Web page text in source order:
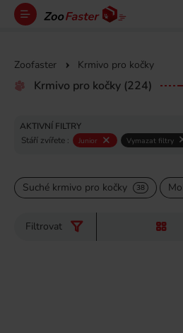
Zoofaster Krmivo pro kočky
Krmivo pro kočky (224)
AKTIVNÍ FILTRY
Stáří zvířete :
Junior Vymazat filtry
Suché krmivo pro kočky 38
Filtrovat